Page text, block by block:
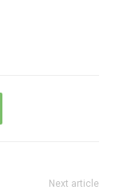
Next article